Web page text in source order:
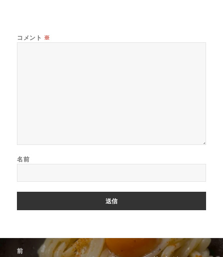
コメント ※
名前
前